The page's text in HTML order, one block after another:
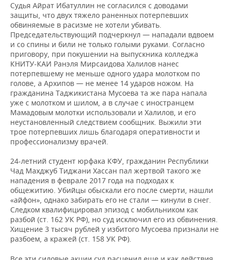
Судья Айрат Ибатуллин не согласился с доводами
защиты, что двух тяжело раненных потерпевших
обвиняемые в расизме не хотели убивать.
Председательствующий подчеркнул — нападали вдвоем
и со спины и били не только голыми руками. Согласно
приговору, при покушении на выпускника колледжа
КНИТУ-КАИ Ранэля Мирсаидова Халилов нанес
потерпевшему не меньше одного удара молотком по
голове, а Архипов — не менее 14 ударов ножом. На
гражданина Таджикистана Мусоева та же пара напала
уже с молотком и шилом, а в случае с иностранцем
Мамадовым молотки использовали и Халилов, и его
неустановленный следствием сообщник. Выжили эти
трое потерпевших лишь благодаря оперативности и
профессионализму врачей.
24-летний студент юрфака КФУ, гражданин Республики
Чад Махджуб Тиджани Хассан пал жертвой такого же
нападения в феврале 2017 года на подходах к
общежитию. Убийцы обыскали его после смерти, нашли
«айфон», однако забирать его не стали — кинули в снег.
Следком квалифицировал эпизод с мобильником как
разбой (ст. 162 УК РФ), но суд исключил его из обвинения.
Хищение 3 тысяч рублей у избитого Мусоева признали не
разбоем, а кражей (ст. 158 УК РФ).